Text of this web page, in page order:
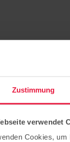
Zustimmung
verwendet
Cookies,
am